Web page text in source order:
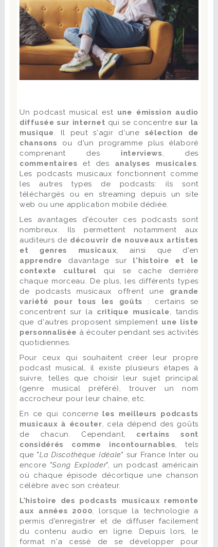
Un podcast musical est une émission audio
diffusée sur internet qui se concentresur la
musique. Il peut s'agir d'une sélection de
chansons ou d'un programme plus élaboré
comprenant des interviews, des
commentaires et des analyses musicales.
Les podcasts musicaux fonctionnent comme
les autres types de podcasts: ils sont
téléchargés ou en streaming depuis un site
web ou une application mobile dédiée.
Les avantages d'écouter ces podcasts sont
nombreux. Ils permettent notamment aux
auditeurs de découvrir de nouveaux artistes
et genres musicaux, ainsi que d'en
apprendre davantage sur l'histoire et le
contexte culturel qui se cache derrière
chaque morceau. De plus, les différents types
de podcasts musicaux offrent une grande
variété pour tous les goûts : certains se
concentrent sur la critique musicale, tandis
que d'autres proposent simplement une liste
personnalisée à écouter pendant ses activités
quotidiennes.
Pour ceux qui souhaitent créer leur propre
podcast musical, il existe plusieurs étapes à
suivre, telles que choisir leur sujet principal
(genre musical préféré), trouver un nom
accrocheur pour leur chaîne, etc.
En ce qui concerne les meilleurs podcasts
musicaux à écouter, cela dépend des goûts
de chacun. Cependant, certains sont
considérés comme incontournables, tels
que "La Discothèque Idéale" sur France Inter ou
encore "Song Exploder", un podcast américain
où chaque épisode décortique une chanson
célèbre avec son créateur.
L'histoire des podcasts musicaux remonte
aux années 2000, lorsque la technologie a
permis d'enregistrer et de diffuser facilement
du contenu audio en ligne. Depuis lors, le
format n'a cessé de se développer pour